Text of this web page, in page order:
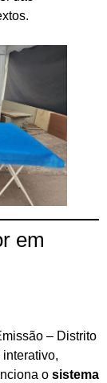
em
– Distrito
o sistema